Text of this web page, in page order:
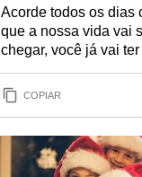
Acorde todos os dias
que a nossa vida vai
chegar, você já vai
COPIAR